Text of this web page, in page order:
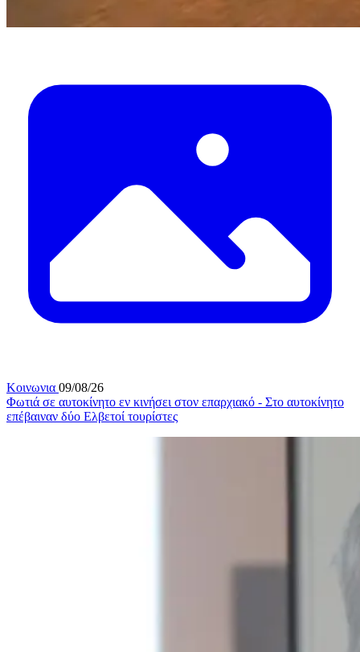
Κοινωνια 09/08/26
Φωτιά σε αυτοκίνητο εν κινήσει στον επαρχιακό - Στο αυτοκίνητο
επέβαιναν δύο Ελβετοί τουρίστες